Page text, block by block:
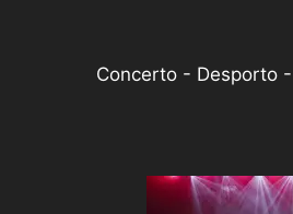
Concerto - Desporto